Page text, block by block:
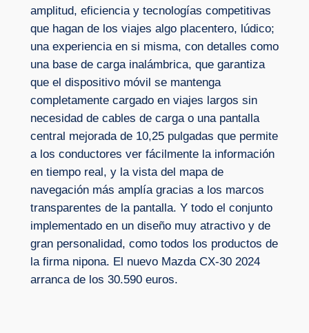
amplitud, eficiencia y tecnologías competitivas
que hagan de los viajes algo placentero, lúdico;
una experiencia en si misma, con detalles como
una base de carga inalámbrica, que garantiza
que el dispositivo móvil se mantenga
completamente cargado en viajes largos sin
necesidad de cables de carga o una pantalla
central mejorada de 10,25 pulgadas que permite
a los conductores ver fácilmente la información
en tiempo real, y la vista del mapa de
navegación más amplía gracias a los marcos
transparentes de la pantalla. Y todo el conjunto
implementado en un diseño muy atractivo y de
gran personalidad, como todos los productos de
la firma nipona. El nuevo Mazda CX-30 2024
arranca de los 30.590 euros.